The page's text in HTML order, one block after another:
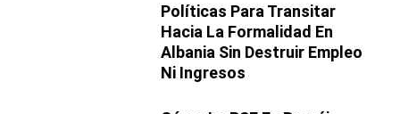
Políticas Para Transitar
Hacia La Formalidad En
Albania Sin Destruir Empleo
Ni Ingresos